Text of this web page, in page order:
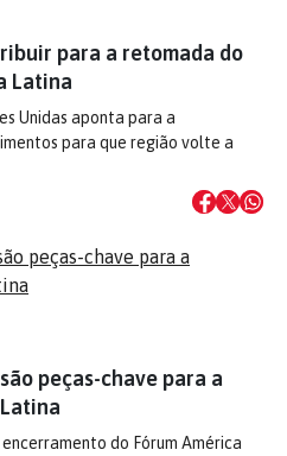
para a retomada do
Latina
Unidas aponta para a
para que região volte a
peças-chave para a
do Fórum América